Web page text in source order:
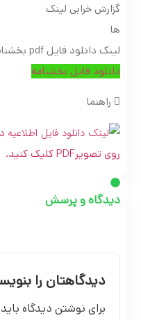
گزارش خرابی لینک
ها
لینک دانلود فایل pdf بخشنامه
دانلود فایل بخشنامه
راهنما
روی تصویرPDF کلیک کنید.
دیدگاه و پرسش
دیدگاهتان را
برای نوشتن دیدگاه باید